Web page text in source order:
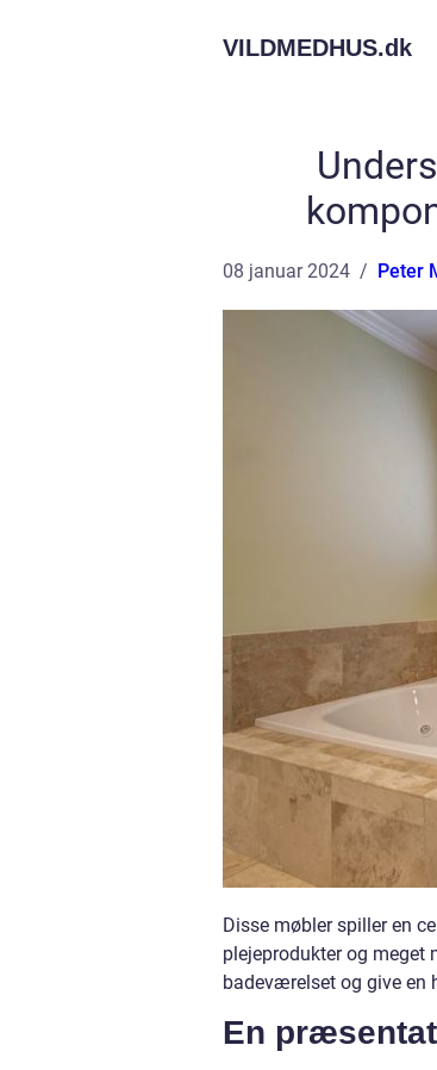
VILDMEDHUS.dk
08 januar 2024 Peter
Disse møbler spiller en
plejeprodukter og meget
badeværelset og give en
En